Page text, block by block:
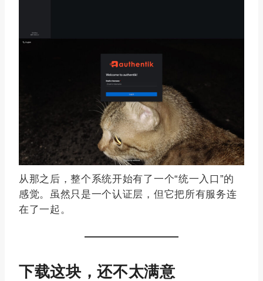
从那之后，整个系统开始有了一个“统一入口”的
感觉。虽然只是一个认证层，但它把所有服务连
在了一起。
下载这块，还不太满意